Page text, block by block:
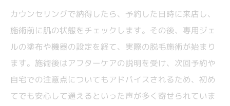
カウンセリングで納得したら、予約した日時に来店し、
施術前に肌の状態をチェックします。その後、専用ジェ
ルの塗布や機器の設定を経て、実際の脱毛施術が始まり
ます。施術後はアフターケアの説明を受け、次回予約や
自宅での注意点についてもアドバイスされるため、初め
てでも安心して通えるといった声が多く寄せられていま